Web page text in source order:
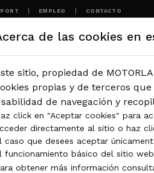
EMPLEO CONTACTO
de las cookies en
sitio, propiedad de
propias y de terceros
de navegación y
click en "Aceptar cookies" para
directamente al sitio o haz
caso que desees aceptar
funcionamiento básico del sitio
obtener más información